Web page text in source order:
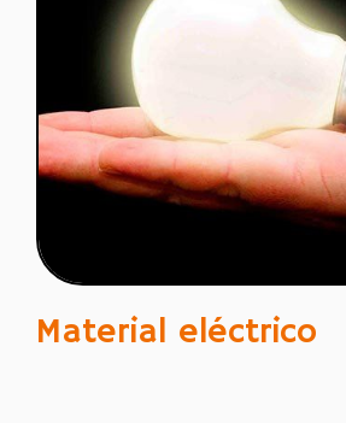
Material eléctrico